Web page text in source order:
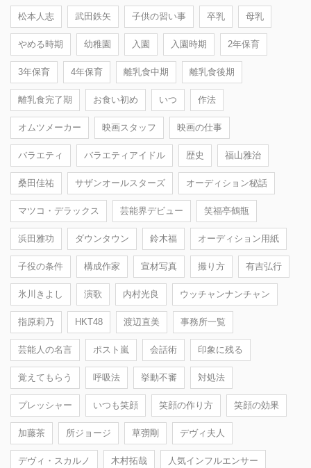
松本人志 武田鉄矢 子供の習い事 卒乳 母乳
やめる時期 幼稚園 入園 入園時期 2年保育
3年保育 4年保育 離乳食中期 離乳食後期
離乳食完了期 お食い初め いつ 作法
オムツメーカー 映画スタッフ 映画の仕事
バラエティ バラエティアイドル 歴史 福山雅治
桑田佳祐 サザンオールスターズ オーディション秘話
マツコ・デラックス 芸能界デビュー 笑福亭鶴瓶
浜田雅功 ダウンタウン 鈴木福 オーディション用紙
子役の条件 構成作家 宣材写真 撮り方 有吉弘行
氷川きよし 演歌 内村光良 ウッチャンナンチャン
指原莉乃 HKT48 渡辺直美 事務所一覧
芸能人の名言 ポスト嵐 会話術 印象に残る
覚えてもらう 呼吸法 挙動不審 対処法
プレッシャー いつも笑顔 笑顔の作り方 笑顔の効果
加藤茶 所ジョージ 草彅剛 デヴィ夫人
デヴィ・スカルノ 木村拓哉 人気インフルエンサー